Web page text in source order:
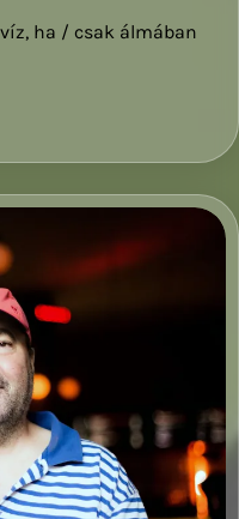
ha / csak álmában